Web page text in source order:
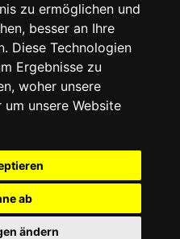
zu ermöglichen und
besser an Ihre
Diese Technologien
Ergebnisse zu
woher unsere
unsere Website
ab
ändern